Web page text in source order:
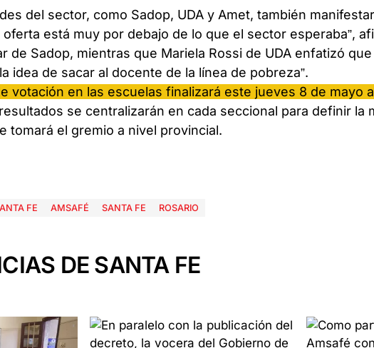
del sector, como Sadop, UDA y Amet, también
oferta está muy por debajo de lo que el sector esperaba”,
de Sadop, mientras que Mariela Rossi de UDA enfatizó que
idea de sacar al docente de la línea de pobreza”.
votación en las escuelas finalizará este jueves 8 de mayo
se centralizarán en cada seccional para definir la
tomará el gremio a nivel provincial.
FE AMSAFÉ SANTA FE ROSARIO
DE SANTA FE